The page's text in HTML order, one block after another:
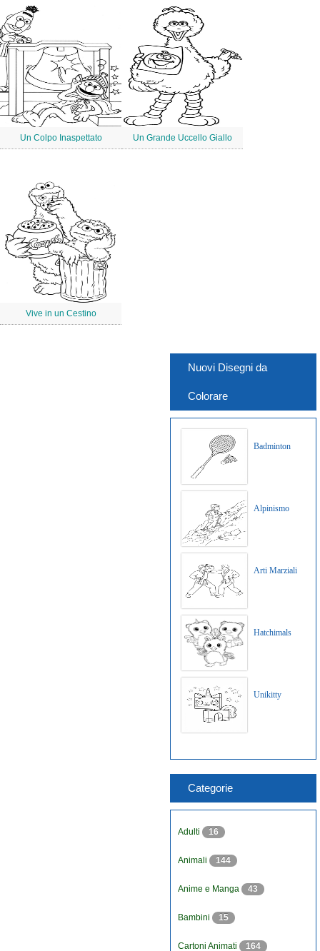
Un Colpo Inaspettato Un Grande Uccello Giallo
Vive in un Cestino
Nuovi Disegni da
Colorare
Badminton
Alpinismo
Arti Marziali
Hatchimals
Unikitty
Categorie
Adulti 16
Animali 144
Anime e Manga 43
Bambini 15
Cartoni Animati 164